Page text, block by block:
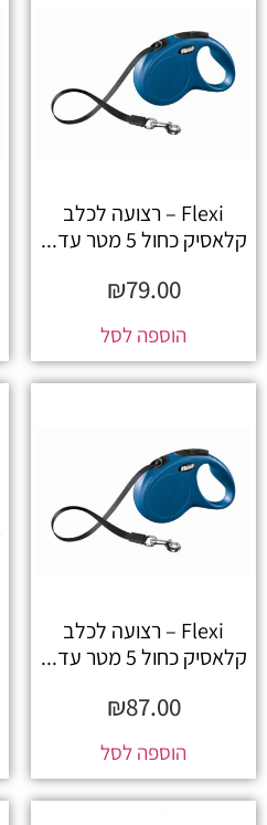
Flexi – רצועה לכלב
קלאסיק כחול 5 מטר עד...
₪79.00
הוספה לסל
Flexi – רצועה לכלב
קלאסיק כחול 5 מטר עד...
₪87.00
הוספה לסל